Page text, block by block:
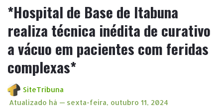
*Hospital de Base de Itabuna
realiza técnica inédita de curativo
a vácuo em pacientes com feridas
complexas*
SiteTribuna
Atualizado há — sexta-feira, outubro 11, 2024